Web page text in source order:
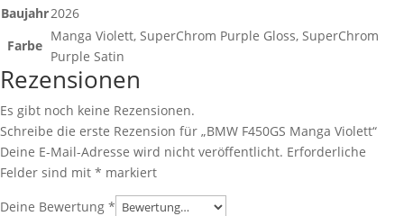
Baujahr2026
Farbe
Manga Violett, SuperChrom Purple Gloss, SuperChrom
Purple Satin
Rezensionen
Es gibt noch keine Rezensionen.
Schreibe die erste Rezension für „BMW F450GS Manga Violett“
Deine E-Mail-Adresse wird nicht veröffentlicht. Erforderliche
Felder sind mit * markiert
Deine Bewertung *